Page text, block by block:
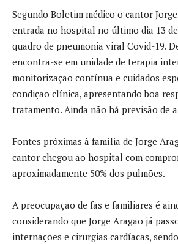
Segundo Boletim médico o cantor
entrada no hospital no último dia 13
quadro de pneumonia viral Covid-19.
encontra-se em unidade de terapia
monitorização contínua e cuidados
condição clínica, apresentando boa
tratamento. Ainda não há previsão de
Fontes próximas à família de Jorge
cantor chegou ao hospital com
aproximadamente 50% dos pulmões.
A preocupação de fãs e familiares é
considerando que Jorge Aragão já
internações e cirurgias cardíacas,